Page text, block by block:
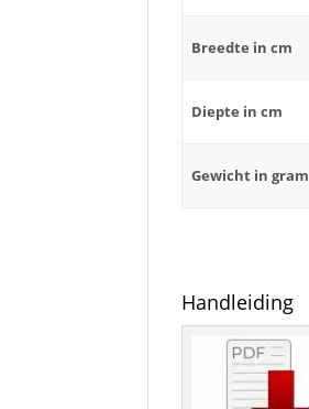
Breedte in cm
Diepte in cm
Gewicht in gram
Handleiding